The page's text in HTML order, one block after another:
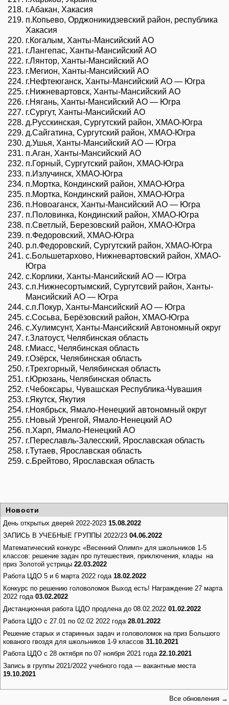
г.Абакан, Хакасия
п.Копьево, Орджоникидзевский район, республика
Хакасия
г.Когалым, Ханты-Мансийский АО
г.Лангепас, Ханты-Мансийский АО
г.Лянтор, Ханты-Мансийский АО
г.Мегион, Ханты-Мансийский АО
г.Нефтеюганск, Ханты-Мансийский АО — Югра
г.Нижневартовск, Ханты-Мансийский АО
г.Нягань, Ханты-Мансийский АО — Югра
г.Сургут, Ханты-Мансийский АО
д.Русскинская, Сургутский район, ХМАО-Югра
д.Сайгатина, Сургутский район, ХМАО-Югра
д.Ушья, Ханты-Мансийский АО — Югра
п.Аган, Ханты-Мансийский АО
п.Горный, Сургутский район, ХМАО-Югра
п.Излучинск, ХМАО-Югра
п.Мортка, Кондинский район, ХМАО-Югра
п.Мортка, Кондинский район, ХМАО-Югра
п.Новоаганск, Ханты-Мансийский АО — Югра
п.Половинка, Кондинский район, ХМАО-Югра
п.Светлый, Березовский район, ХМАО-Югра
п.Федоровский, ХМАО-Югра
р.п.Федоровский, Сургутский район, ХМАО-Югра
с.Большетархово, Нижневартовский район, ХМАО-
Югра
с.Корлики, Ханты-Мансийский АО — Югра
с.п.Нижнесортымский, Сургутсвий район, Ханты-
Мансийский АО — Югра
с.п.Покур, Ханты-Мансийский АО — Югра
с.Сосьва, Берёзовский район, ХМАО-Югра
с.Хулимсунт, Ханты-Мансийский Автономный округ
г.Златоуст, Челябинская область
г.Миасс, Челябинская область
г.Озёрск, Челябинская область
г.Трехгорный, Челябинская область
г.Юрюзань, Челябинская область
г.Чебоксары, Чувашская Республика-Чувашия
г.Якутск, Якутия
г.Ноябрьск, Ямало-Ненецкий автономный округ
г.Новый Уренгой, Ямало-Ненецкий АО
п.Харп, Ямало-Ненецкий АО
г.Переславль-Залесский, Ярославская область
г.Тутаев, Ярославская область
с.Брейтово, Ярославская область
Новости
День открытых дверей 2022-2023 15.08.2022
ЗАПИСЬ В УЧЕБНЫЕ ГРУППЫ 2022/23 04.06.2022
Математический конкурс «Весенний Олимп» для школьников 1-5
классов: решение задач про путешествия, приключения, клады на
приз Золотой устрицы 22.03.2022
Работа ЦДО 5 и 6 марта 2022 года 18.02.2022
Конкурс по решению головоломок Выход есть! Награждение 27 марта
2022 года 03.02.2022
Дистанционная работа ЦДО продлена до 08.02.2022 01.02.2022
Работа ЦДО с 27.01 по 02.02 2022 года 28.01.2022
Решение старых и старинных задач и головоломок на приз Большого
кованого гвоздя для школьников 1-9 классов 31.10.2021
Работа ЦДО с 28 октября по 07 ноября 2021 года 22.10.2021
Запись в группы 2021/2022 учебного года — вакантные места
19.10.2021
Все обновления →